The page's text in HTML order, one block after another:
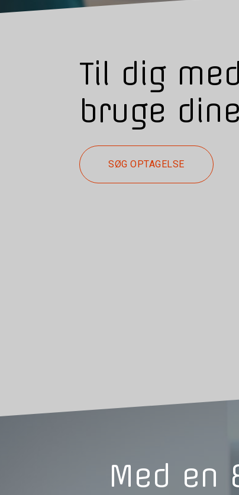
Til dig
bruge
SØG OPTAGELSE
Med en